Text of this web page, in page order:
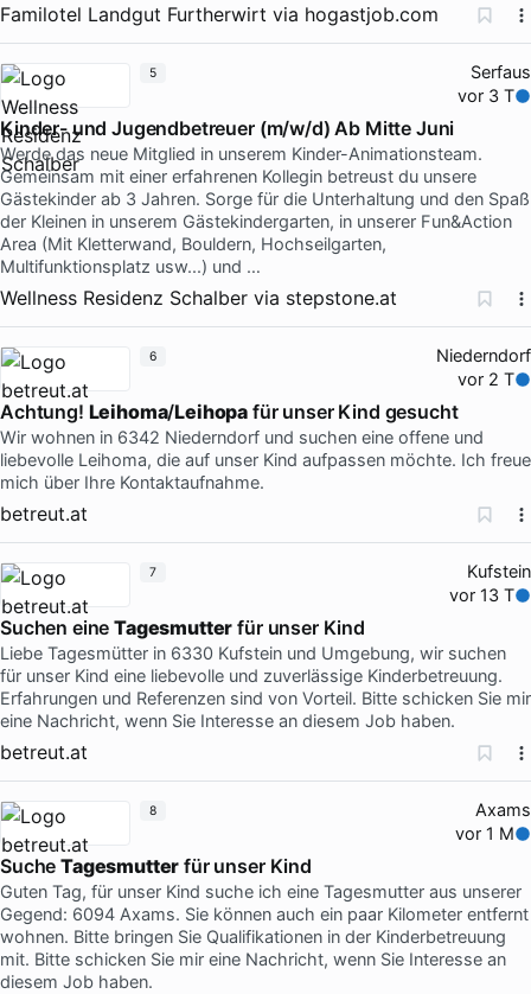
Familotel Landgut Furtherwirt via hogastjob.com
Serfaus
vor 3 T
Kinder- und Jugendbetreuer (m/w/d) Ab Mitte Juni
Werde das neue Mitglied in unserem Kinder-Animationsteam.
Gemeinsam mit einer erfahrenen Kollegin betreust du unsere
Gästekinder ab 3 Jahren. Sorge für die Unterhaltung und den Spaß
der Kleinen in unserem Gästekindergarten, in unserer Fun&Action
Area (Mit Kletterwand, Bouldern, Hochseilgarten,
Multifunktionsplatz usw...) und …
Wellness Residenz Schalber via stepstone.at
5
Niederndorf
vor 2 T
Achtung! Leihoma/Leihopa für unser Kind gesucht
Wir wohnen in 6342 Niederndorf und suchen eine offene und
liebevolle Leihoma, die auf unser Kind aufpassen möchte. Ich freue
mich über Ihre Kontaktaufnahme.
betreut.at
6
Kufstein
vor 13 T
Suchen eineTagesmutter für unser Kind
Liebe Tagesmütter in 6330 Kufstein und Umgebung, wir suchen
für unser Kind eine liebevolle und zuverlässige Kinderbetreuung.
Erfahrungen und Referenzen sind von Vorteil. Bitte schicken Sie mir
eine Nachricht, wenn Sie Interesse an diesem Job haben.
betreut.at
7
Axams
vor 1 M
SucheTagesmutter für unser Kind
Guten Tag, für unser Kind suche ich eine Tagesmutter aus unserer
Gegend: 6094 Axams. Sie können auch ein paar Kilometer entfernt
wohnen. Bitte bringen Sie Qualifikationen in der Kinderbetreuung
mit. Bitte schicken Sie mir eine Nachricht, wenn Sie Interesse an
diesem Job haben.
8